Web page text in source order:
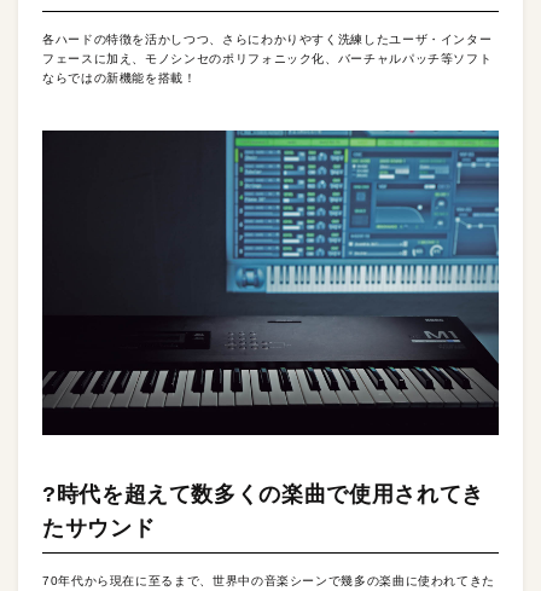
各ハードの特徴を活かしつつ、さらにわかりやすく洗練したユーザ・インター
フェースに加え、モノシンセのポリフォニック化、バーチャルパッチ等ソフト
ならではの新機能を搭載！
?時代を超えて数多くの楽曲で使用されてき
たサウンド
70年代から現在に至るまで、世界中の音楽シーンで幾多の楽曲に使われてきた